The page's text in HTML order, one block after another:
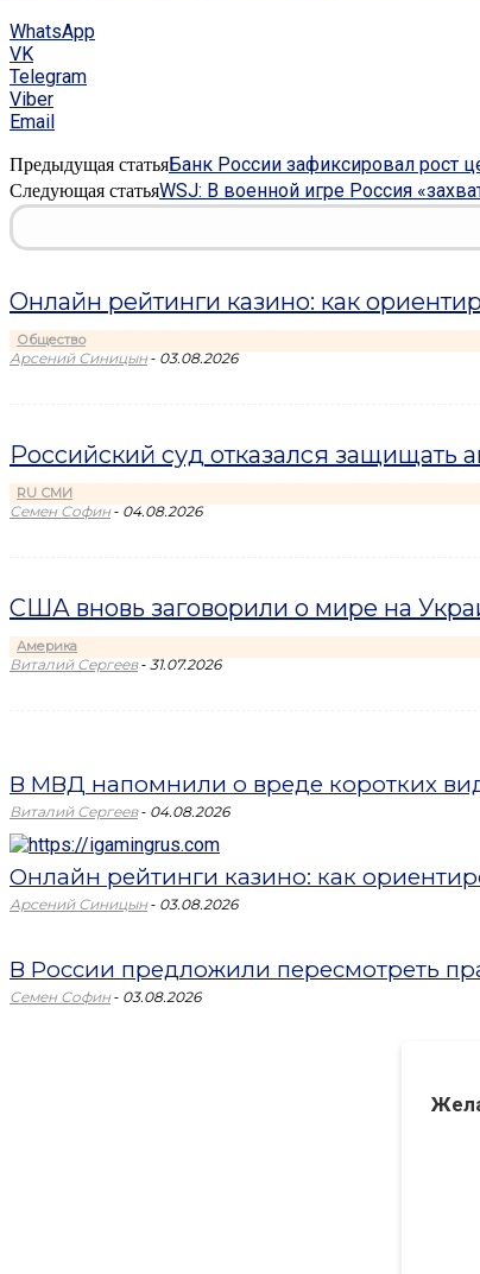
WhatsApp
VK
Telegram
Viber
Email
Предыдущая статьяБанк России зафиксировал рост
Следующая статьяWSJ: В военной игре Россия
Онлайн рейтинги казино: как
Общество
Арсений Синицын - 03.08.2026
Российский суд отказался
RU СМИ
Семен Софин - 04.08.2026
США вновь заговорили о мире на
Америка
Виталий Сергеев - 31.07.2026
В МВД напомнили о вреде коротких
Виталий Сергеев - 04.08.2026
Онлайн рейтинги казино: как
Арсений Синицын - 03.08.2026
В России предложили пересмотреть
Семен Софин - 03.08.2026